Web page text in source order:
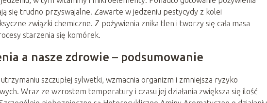
się trudno przyswajalne. Zawarte w jedzeniu pestycydy z kolei
związki chemiczne. Z pożywienia znika tlen i tworzy się cała masa
starzenia się komórek.
a nasze zdrowie – podsumowanie
szczupłej sylwetki, wzmacnia organizm i zmniejsza ryzyko
Wraz ze wzrostem temperatury i czasu jej działania zwiększa się ilość